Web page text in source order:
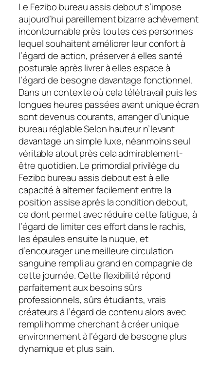
Le Fezibo bureau assis debout s’impose
aujourd’hui pareillement bizarre achèvement
incontournable près toutes ces personnes
lequel souhaitent améliorer leur confort à
l’égard de action, préserver à elles santé
posturale après livrer à elles espace à
l’égard de besogne davantage fonctionnel.
Dans un contexte où cela télétravail puis les
longues heures passées avant unique écran
sont devenus courants, arranger d’unique
bureau réglable Selon hauteur n’levant
davantage un simple luxe, néanmoins seul
véritable atout près cela admirablement-
être quotidien. Le primordial privilège du
Fezibo bureau assis debout est à elle
capacité à alterner facilement entre la
position assise après la condition debout,
ce dont permet avec réduire cette fatigue, à
l’égard de limiter ces effort dans le rachis,
les épaules ensuite la nuque, et
d’encourager une meilleure circulation
sanguine rempli au grand en compagnie de
cette journée. Cette flexibilité répond
parfaitement aux besoins sûrs
professionnels, sûrs étudiants, vrais
créateurs à l’égard de contenu alors avec
rempli homme cherchant à créer unique
environnement à l’égard de besogne plus
dynamique et plus sain.